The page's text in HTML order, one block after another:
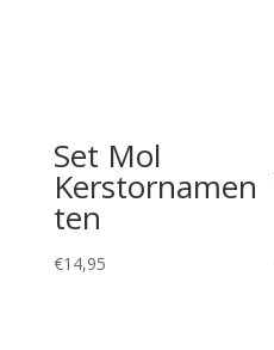
Set Mol
Kerstornamen
ten
€14,95